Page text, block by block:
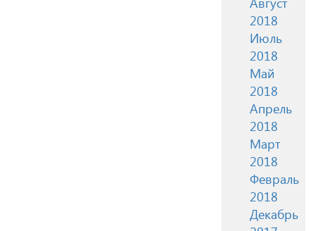
2018
Июль
2018
Май
2018
Апрель
2018
Март
2018
Февраль
2018
Декабрь